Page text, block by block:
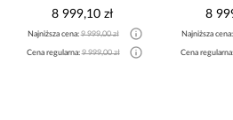
8 999,10 zł
Najniższa cena:9 999,00 zł
Cena regularna:9 999,00 zł
8
Najniższa
Cena